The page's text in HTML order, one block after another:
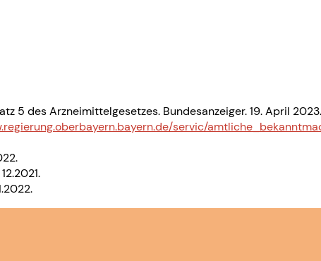
5 des Arzneimittelgesetzes. Bundesanzeiger. 19. April 2023.
servic/